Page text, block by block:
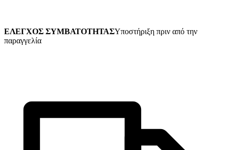
ΕΛΕΓΧΟΣ ΣΥΜΒΑΤΟΤΗΤΑΣΥποστήριξη πριν από την
παραγγελία